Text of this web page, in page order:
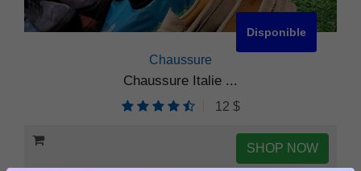
Disponible
Chaussure
Chaussure Italie ...
12 $
SHOP NOW